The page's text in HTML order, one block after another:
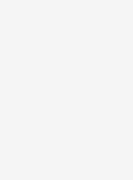
财经、管理、建筑
院、电子与物联网
经管理学院、数字
识教育与国际学
级学院（学部），
息通信技术、汽车
，开办专科专业58